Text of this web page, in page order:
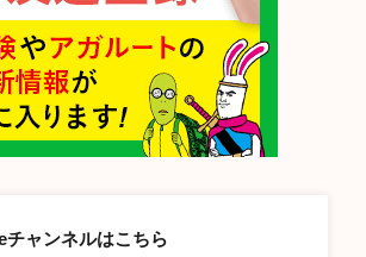
チャンネルはこちら